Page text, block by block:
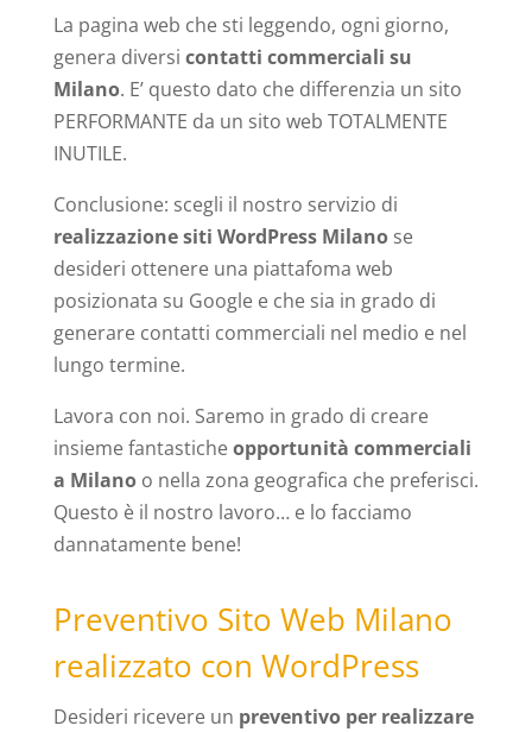
La pagina web che sti leggendo, ogni giorno,
genera diversi contatti commerciali su
Milano. E’ questo dato che differenzia un sito
PERFORMANTE da un sito web TOTALMENTE
INUTILE.
Conclusione: scegli il nostro servizio di
realizzazione siti WordPress Milanose
desideri ottenere una piattafoma web
posizionata su Google e che sia in grado di
generare contatti commerciali nel medio e nel
lungo termine.
Lavora con noi. Saremo in grado di creare
insieme fantasticheopportunità commerciali
a Milanoo nella zona geografica che preferisci.
Questo è il nostro lavoro… e lo facciamo
dannatamente bene!
Preventivo Sito Web Milano
realizzato con WordPress
Desideri ricevere un preventivo per realizzare